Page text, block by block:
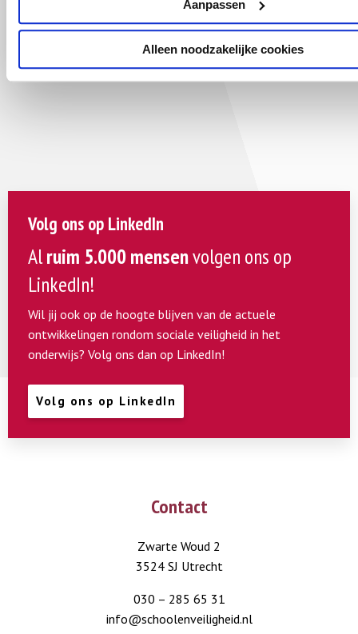
Aanpassen
Alleen noodzakelijke cookies
Meer informatie
Volg ons op LinkedIn
Alruim 5.000 mensenvolgen ons op
LinkedIn!
Wil jij ook op de hoogte blijven van de actuele
ontwikkelingen rondom sociale veiligheid in het
onderwijs? Volg ons dan op LinkedIn!
Volg ons op LinkedIn
Contact
Zwarte Woud 2
3524 SJ Utrecht
030 – 285 65 31
info@schoolenveiligheid.nl